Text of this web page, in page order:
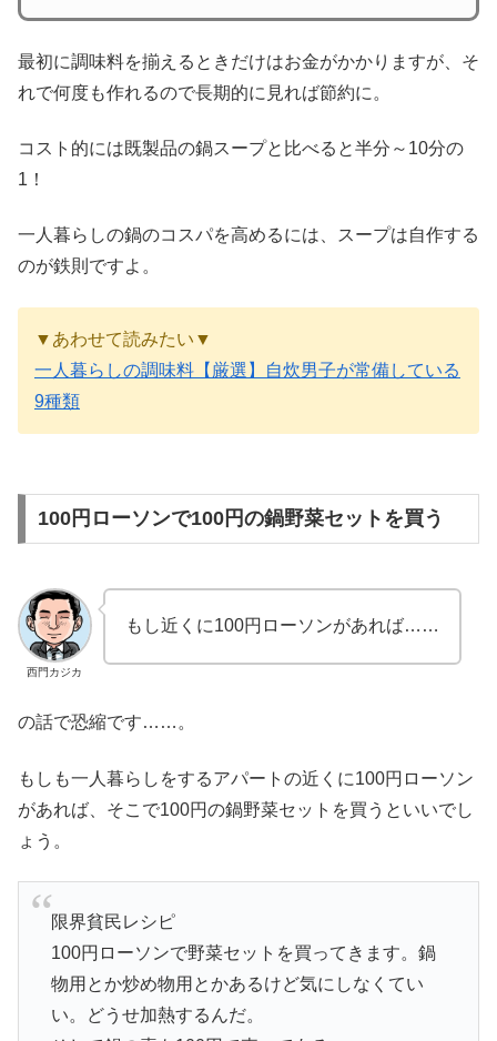
最初に調味料を揃えるときだけはお金がかかりますが、そ
れで何度も作れるので長期的に見れば節約に。
コスト的には既製品の鍋スープと比べると半分～10分の
1！
一人暮らしの鍋のコスパを高めるには、スープは自作する
のが鉄則ですよ。
▼あわせて読みたい▼
一人暮らしの調味料【厳選】自炊男子が常備している
9種類
100円ローソンで100円の鍋野菜セットを買う
西門カジカ
もし近くに100円ローソンがあれば……
の話で恐縮です……。
もしも一人暮らしをするアパートの近くに100円ローソン
があれば、そこで100円の鍋野菜セットを買うといいでし
ょう。
限界貧民レシピ
100円ローソンで野菜セットを買ってきます。鍋
物用とか炒め物用とかあるけど気にしなくてい
い。どうせ加熱するんだ。